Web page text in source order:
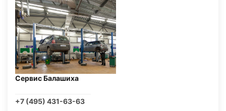
Сервис Балашиха
+7 (495) 431-63-63